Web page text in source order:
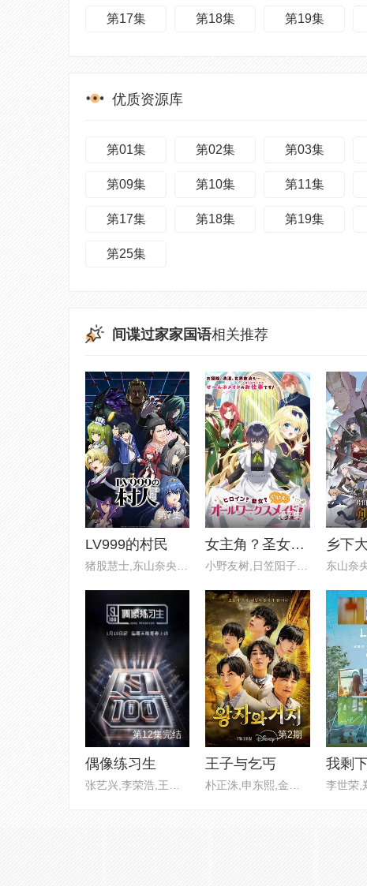
第17集 第18集 第19集
优质资源库
第01集 第02集 第03集
第09集 第10集 第11集
第17集 第18集 第19集
第25集
间谍过家家国语相关推荐
第7集
LV999的村民
猪股慧士,东山奈央,江头宏哉,岛
第7集
女主角？圣女？不，我是杂役女仆（自豪）
小野友树,日笠阳子,大久保瑠美,
第12集完结
偶像练习生
第2期
王子与乞丐 我剩